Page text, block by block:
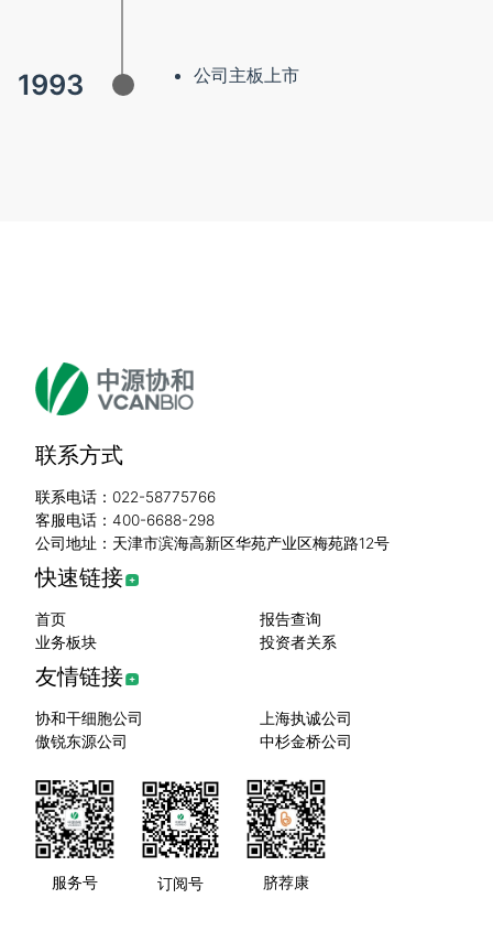
1993 公司主板上市
联系方式
联系电话：022-58775766
客服电话：400-6688-298
公司地址：天津市滨海高新区华苑产业区梅苑路12号
快速链接
首页
报告查询
业务板块
投资者关系
友情链接
协和干细胞公司
上海执诚公司
傲锐东源公司
中杉金桥公司
服务号 订阅号 脐荐康